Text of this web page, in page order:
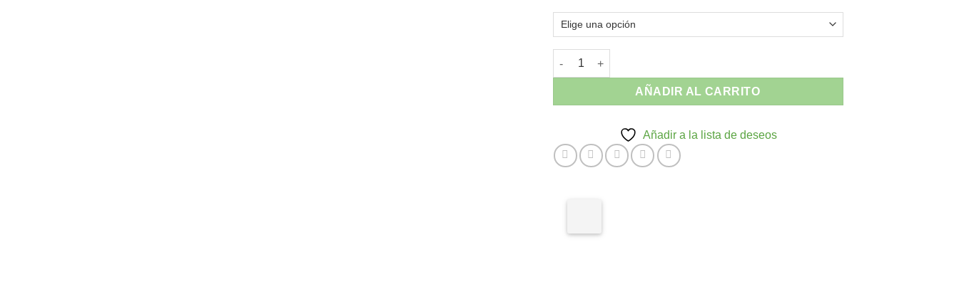
Taburete con Brazos Guam - Médula Sintética Exterior cantidad
AÑADIR AL CARRITO
Añadir a la lista de deseos